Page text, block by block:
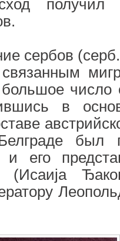
получил
сербов
связанным
число
в
был
его
(Исаија